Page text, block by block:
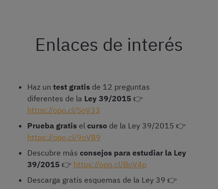
Enlaces de interés
Haz un test gratis de 12 preguntas
diferentes de la Ley 39/2015 👉
https://opo.cl/SoV33
Prueba gratis el curso de la Ley 39/2015 👉
https://opo.cl/9oV89
Descubre más consejos para estudiar la Ley
39/2015 👉 https://opo.cl/BoV4p
Descarga gratis esquemas de la Ley 39 👉